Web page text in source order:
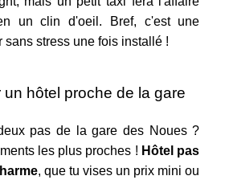
un clin d'oeil. Bref, c'est une
sans stress une fois installé !
un hôtel proche de la gare
pas de la gare des Noues ?
les plus proches ! Hôtel pas
, que tu vises un prix mini ou